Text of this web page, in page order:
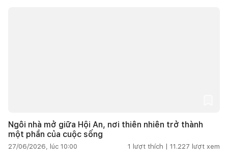
Ngôi nhà mở giữa Hội An, nơi thiên nhiên trở thành
một phần của cuộc sống
27/06/2026, lúc 10:00 1 lượt thích | 11.227 lượt xem